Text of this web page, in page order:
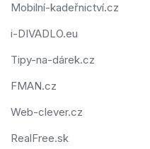
Mobilní-kadeřnictví.cz
i-DIVADLO.eu
Tipy-na-dárek.cz
FMAN.cz
Web-clever.cz
RealFree.sk